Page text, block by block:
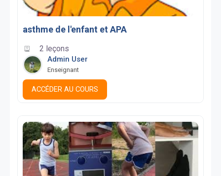
asthme de l'enfant et APA
2 leçons
Admin User
Enseignant
ACCÉDER AU COURS